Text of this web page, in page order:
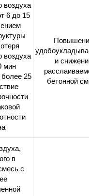
воздуха
6 до 15
воздуха
мин
25
и
бетонной
в
с